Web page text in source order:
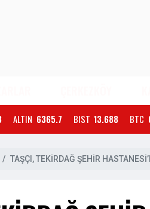
ALTIN 6365.7 BIST 13.688 BTC
TAŞÇI, TEKİRDAĞ ŞEHİR